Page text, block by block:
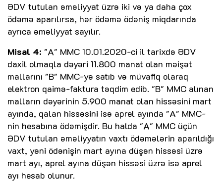
ƏDV tutulan əməliyyat üzrə iki və ya daha çox
ödəmə aparılırsa, hər ödəmə ödəniş miqdarında
ayrıca əməliyyat sayılır.
Misal 4: "A" MMC 10.01.2020-ci il tarixdə ƏDV
daxil olmaqla dəyəri 11.800 manat olan məişət
mallarını "B" MMC-yə satıb və müvafiq olaraq
elektron qaimə-faktura təqdim edib. "B" MMC alınan
malların dəyərinin 5.900 manat olan hissəsini mart
ayında, qalan hissəsini isə aprel ayında "A" MMC-
nin hesabına ödəmişdir. Bu halda "A" MMC üçün
ƏDV tutulan əməliyyatın vaxtı ödəmələrin aparıldığı
vaxt, yəni ödənişin mart ayına düşən hissəsi üzrə
mart ayı, aprel ayına düşən hissəsi üzrə isə aprel
ayı hesab olunur.